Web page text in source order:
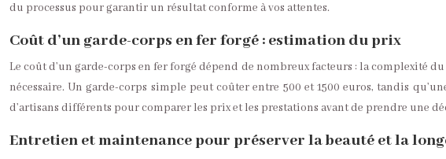
du processus pour garantir un résultat conforme à vos attentes.
Coût d’un garde-corps en fer forgé : estimation du prix
Le coût d’un garde-corps en fer forgé dépend de nombreux facteurs : la complexité
nécessaire. Un garde-corps simple peut coûter entre 500 et 1500 euros, tandis
d’artisans différents pour comparer les prix et les prestations avant de prendre une
Entretien et maintenance pour préserver la beauté et la